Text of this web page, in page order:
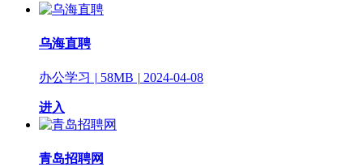
乌海直聘
办公学习 | 58MB | 2024-04-08
进入
青岛招聘网